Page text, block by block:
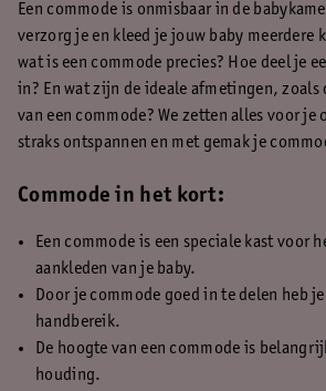
Een commode is onmisbaar in de
verzorg je en kleed je jouw baby meerdere
wat is een commode precies? Hoe deel je
in? En wat zijn de ideale afmetingen, zoals
van een commode? We zetten alles voor je
straks ontspannen en met gemak je
Commode in het kort:
Een commode is een speciale kast voor
aankleden van je baby.
Door je commode goed in te delen heb
handbereik.
De hoogte van een commode is
houding.